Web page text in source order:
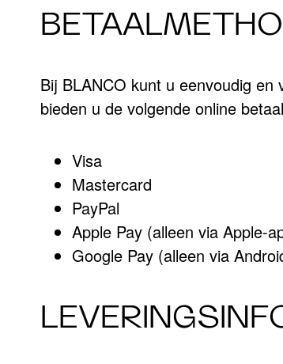
Bij BLANCO kunt u eenvoudig en
bieden u de volgende online
Visa
Mastercard
PayPal
Apple Pay (alleen via Apple-
Google Pay (alleen via